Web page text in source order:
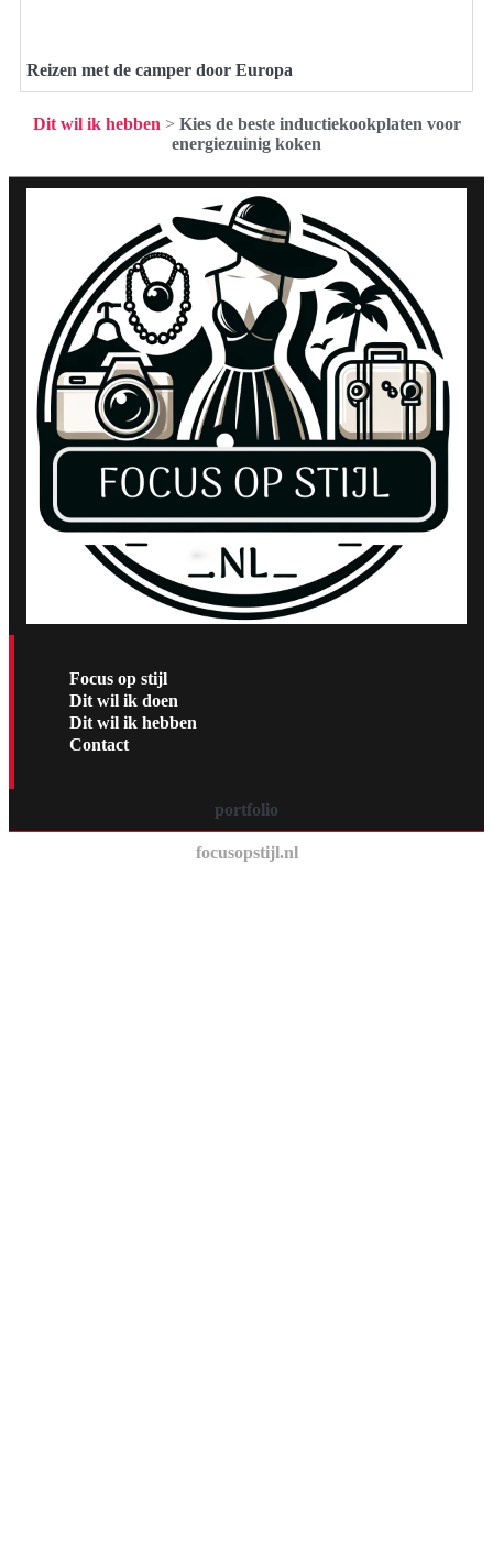
Reizen met de camper door Europa
Dit wil ik hebben > Kies de beste inductiekookplaten voor
energiezuinig koken
Focus op stijl
Dit wil ik doen
Dit wil ik hebben
Contact
portfolio
focusopstijl.nl